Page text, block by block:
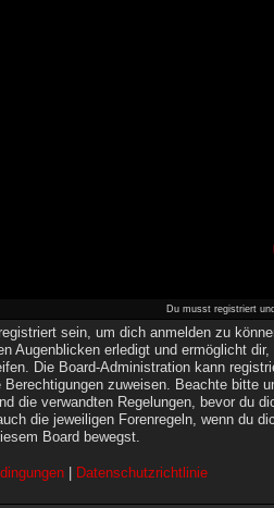
Du musst registriert
sein, um dich anmelden zu
Augenblicken erledigt und ermöglicht dir,
Die Board-Administration kann
zuweisen. Beachte bitte
die verwandten Regelungen, bevor du
die jeweiligen Forenregeln, wenn du
Board bewegst.
| Datenschutzrichtlinie